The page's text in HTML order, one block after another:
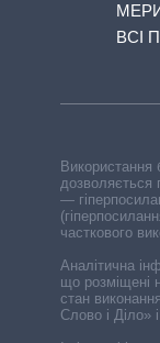
ВСІ
Використання
дозволяється
—
часткового
Аналітична
що розміщені
стан
Слово і Діло»